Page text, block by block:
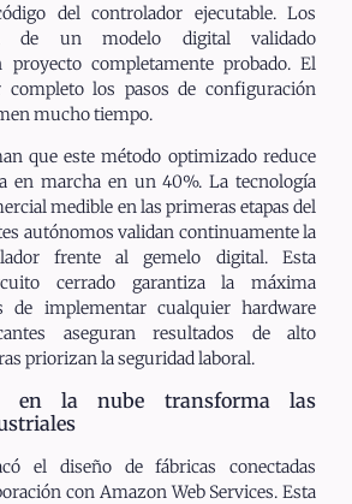
del controlador ejecutable. Los
de un modelo digital validado
completamente probado. El
los pasos de configuración
mucho tiempo.
que este método optimizado reduce
en marcha en un 40%. La tecnología
medible en las primeras etapas del
autónomos validan continuamente la
frente al gemelo digital. Esta
cerrado garantiza la máxima
de implementar cualquier hardware
aseguran resultados de alto
priorizan la seguridad laboral.
en la nube transforma las
el diseño de fábricas conectadas
con Amazon Web Services. Esta